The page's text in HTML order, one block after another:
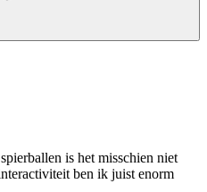
is het misschien niet
ben ik juist enorm